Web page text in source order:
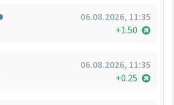
06.08.2026, 11:35
+1.50
06.08.2026, 11:35
+0.25